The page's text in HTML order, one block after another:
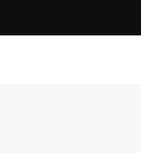
о призыве духовенства